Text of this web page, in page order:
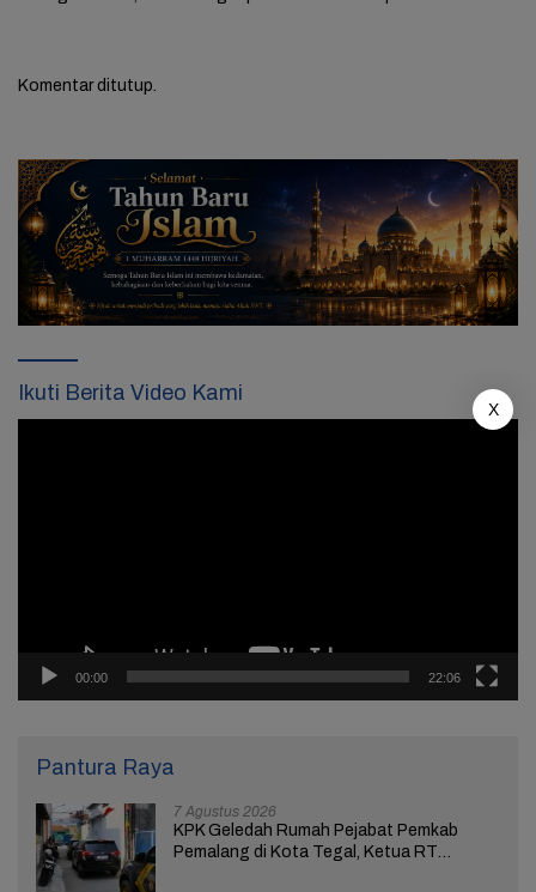
Komentar ditutup.
Ikuti Berita Video Kami
00:00 22:06
Pantura Raya
7 Agustus 2026
KPK Geledah Rumah Pejabat Pemkab
Pemalang di Kota Tegal, Ketua RT
X